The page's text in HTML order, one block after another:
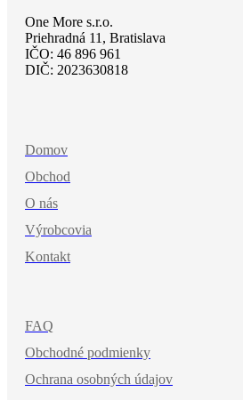
One More s.r.o.
Priehradná 11, Bratislava
IČO: 46 896 961
DIČ: 2023630818
Domov
Obchod
O nás
Výrobcovia
Kontakt
FAQ
Obchodné podmienky
Ochrana osobných údajov